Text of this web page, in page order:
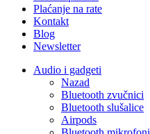
Plaćanje na rate
Kontakt
Blog
Newsletter
Audio i gadgeti
Nazad
Bluetooth zvučnici
Bluetooth slušalice
Airpods